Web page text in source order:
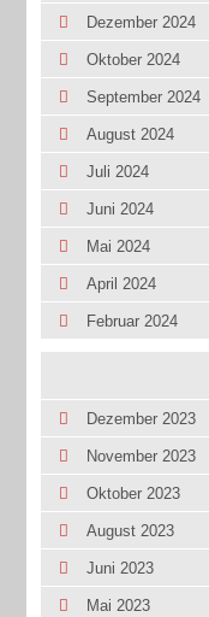
Dezember 2024
Oktober 2024
September 2024
August 2024
Juli 2024
Juni 2024
Mai 2024
April 2024
Februar 2024
Dezember 2023
November 2023
Oktober 2023
August 2023
Juni 2023
Mai 2023